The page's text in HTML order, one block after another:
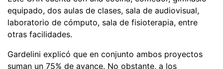
equipado, dos aulas de clases, sala de audiovisual,
laboratorio de cómputo, sala de fisioterapia, entre
otras facilidades.
Gardelini explicó que en conjunto ambos proyectos
suman un 75% de avance. No obstante, a los